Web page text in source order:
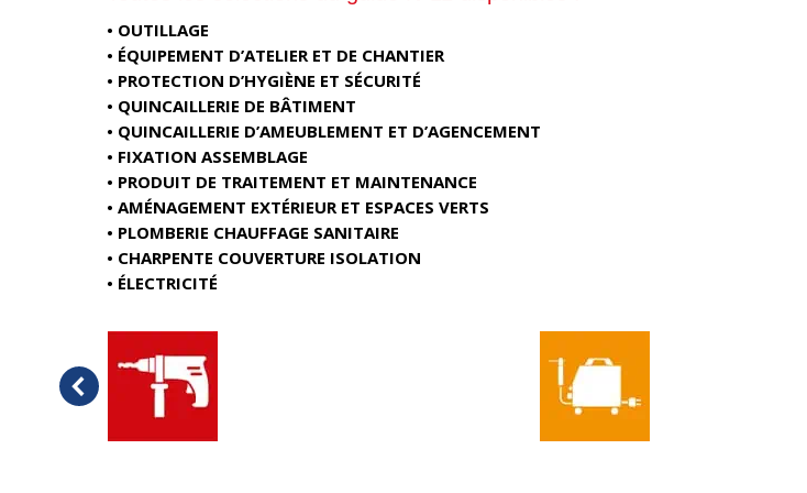
• OUTILLAGE
• ÉQUIPEMENT D’ATELIER ET DE CHANTIER
• PROTECTION D’HYGIÈNE ET SÉCURITÉ
• QUINCAILLERIE DE BÂTIMENT
• QUINCAILLERIE D’AMEUBLEMENT ET D’AGENCEMENT
• FIXATION ASSEMBLAGE
• PRODUIT DE TRAITEMENT ET MAINTENANCE
• AMÉNAGEMENT EXTÉRIEUR ET ESPACES VERTS
• PLOMBERIE CHAUFFAGE SANITAIRE
• CHARPENTE COUVERTURE ISOLATION
• ÉLECTRICITÉ